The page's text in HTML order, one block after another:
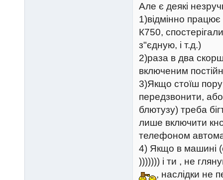
Але є деякі
1)відмінно
К750,
з"єдную, і т.д.)
2)раза в два
включеним
3)Якщо стоїш
передзвонити,
блютузу) треба
лише включити
телефоном
4) Якщо в машині
))))))) і ти , не
, наслідки не